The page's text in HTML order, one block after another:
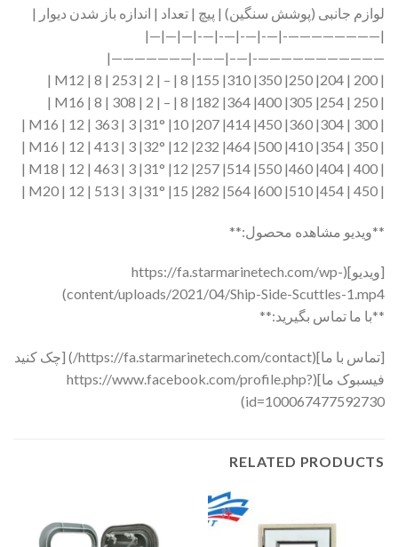
لوازم جانبی (پوشش سنگین) | پیچ | تعداد | اندازه باز شدن دیوار |
|————————-|—-|—-|—-|—-|—|—|—|
———————————-|—–|——-|———————|
| 200 | 204| 250| 350| 310| 155| 8 | – | 2 | M12 | 8 | 253 |
| 250 | 254| 305| 400| 364| 182| 8 | – | 2 | M16 | 8 | 308 |
| 300 | 304| 360| 450| 414| 207| 10| 31°| 3 | M16 | 12 | 363 |
| 350 | 354| 410| 500| 464| 232| 12| 32°| 3 | M16 | 12 | 413 |
| 400 | 404| 460| 550| 514| 257| 12| 31°| 3 | M18 | 12 | 463 |
| 450 | 454| 510| 600| 564| 282| 15| 31°| 3 | M20 | 12 | 513 |
**ویدیو مشاهده محصول:**
[ویدیو](https://fa.starmarinetech.com/wp-
content/uploads/2021/04/Ship-Side-Scuttles-1.mp4)
**با ما تماس بگیرید:**
[تماس با ما](https://fa.starmarinetech.com/contact/)
[چک کنید
فیسبوک ما](https://www.facebook.com/profile.php?
id=100067477592730)
RELATED PRODUCTS